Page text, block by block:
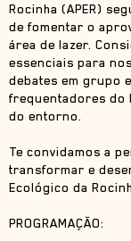
Rocinha (APER)
de fomentar o
área de lazer.
essenciais para
debates em grupo
frequentadores do
do entorno.
Te convidamos a
transformar e
Ecológico da
PROGRAMAÇÃO: